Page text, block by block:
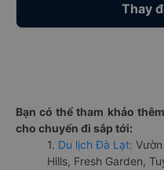
Thay
Bạn có thể tham khảo
cho chuyến đi sắp tới:
1. Du lịch Đà Lạt:
Hills, Fresh Garden,